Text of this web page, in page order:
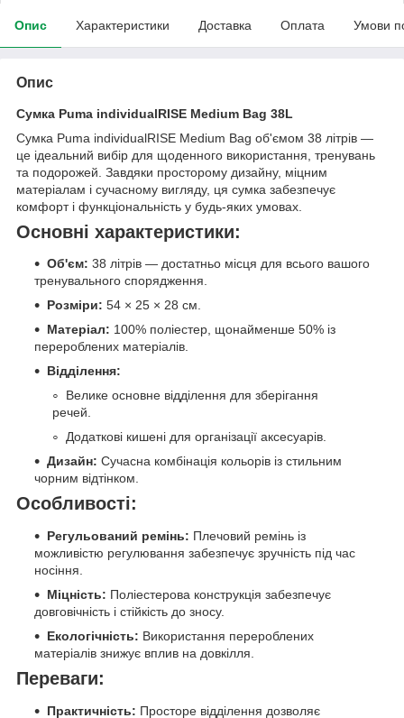
Опис Характеристики Доставка Оплата Умови
Опис
Сумка Puma individualRISE Medium Bag 38L
Сумка Puma individualRISE Medium Bag об'ємом 38 літрів —
це ідеальний вибір для щоденного використання, тренувань
та подорожей. Завдяки просторому дизайну, міцним
матеріалам і сучасному вигляду, ця сумка забезпечує
комфорт і функціональність у будь-яких умовах.
Основні характеристики:
Об'єм: 38 літрів — достатньо місця для всього вашого
тренувального спорядження.
Розміри: 54 × 25 × 28 см.
Матеріал: 100% поліестер, щонайменше 50% із
перероблених матеріалів.
Відділення:
Велике основне відділення для зберігання
речей.
Додаткові кишені для організації аксесуарів.
Дизайн: Сучасна комбінація кольорів із стильним
чорним відтінком.
Особливості:
Регульований ремінь: Плечовий ремінь із
можливістю регулювання забезпечує зручність під час
носіння.
Міцність: Поліестерова конструкція забезпечує
довговічність і стійкість до зносу.
Екологічність: Використання перероблених
матеріалів знижує вплив на довкілля.
Переваги:
Практичність: Просторе відділення дозволяє